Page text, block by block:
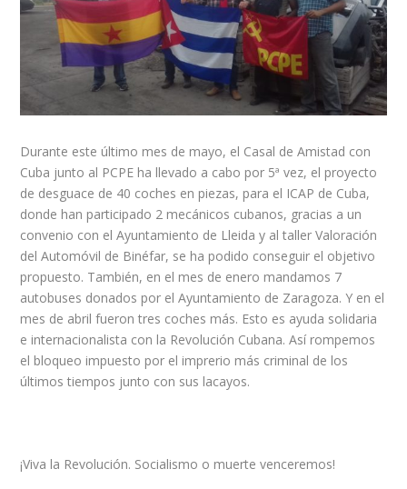
Durante este último mes de mayo, el Casal de Amistad con
Cuba junto al PCPE ha llevado a cabo por 5ª vez, el proyecto
de desguace de 40 coches en piezas, para el ICAP de Cuba,
donde han participado 2 mecánicos cubanos, gracias a un
convenio con el Ayuntamiento de Lleida y al taller Valoración
del Automóvil de Binéfar, se ha podido conseguir el objetivo
propuesto. También, en el mes de enero mandamos 7
autobuses donados por el Ayuntamiento de Zaragoza. Y en el
mes de abril fueron tres coches más. Esto es ayuda solidaria
e internacionalista con la Revolución Cubana. Así rompemos
el bloqueo impuesto por el imprerio más criminal de los
últimos tiempos junto con sus lacayos.
¡Viva la Revolución. Socialismo o muerte venceremos!